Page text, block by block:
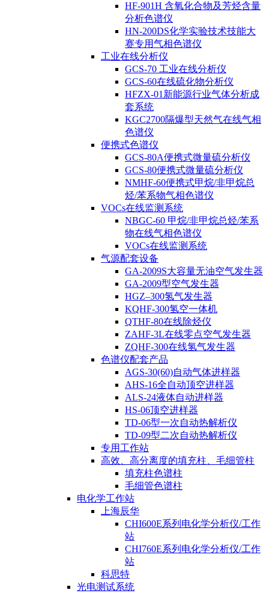
HF-901H 含氧化合物及芳烃含量
分析色谱仪
HN-200DS化学实验技术技能大
赛专用气相色谱仪
工业在线分析仪
GCS-70 工业在线分析仪
GCS-60在线硫化物分析仪
HFZX-01新能源行业气体分析成
套系统
KGC2700隔爆型天然气在线气相
色谱仪
便携式色谱仪
GCS-80A便携式微量硫分析仪
GCS-80便携式微量硫分析仪
NMHF-60便携式甲烷/非甲烷总
烃/苯系物气相色谱仪
VOCs在线监测系统
NBGC-60 甲烷/非甲烷总烃/苯系
物在线气相色谱仪
VOCs在线监测系统
气源配套设备
GA-2009S大容量无油空气发生器
GA-2009型空气发生器
HGZ–300氢气发生器
KQHF-300氢空一体机
QTHF-80在线除烃仪
ZAHF-3L在线零点空气发生器
ZQHF-300在线氢气发生器
色谱仪配套产品
AGS-30(60)自动气体进样器
AHS-16全自动顶空进样器
ALS-24液体自动进样器
HS-06顶空进样器
TD-06型一次自动热解析仪
TD-09型二次自动热解析仪
专用工作站
高效、高分离度的填充柱、毛细管柱
填充柱色谱柱
毛细管色谱柱
电化学工作站
上海辰华
CHI600E系列电化学分析仪/工作
站
CHI760E系列电化学分析仪/工作
站
科思特
光电测试系统